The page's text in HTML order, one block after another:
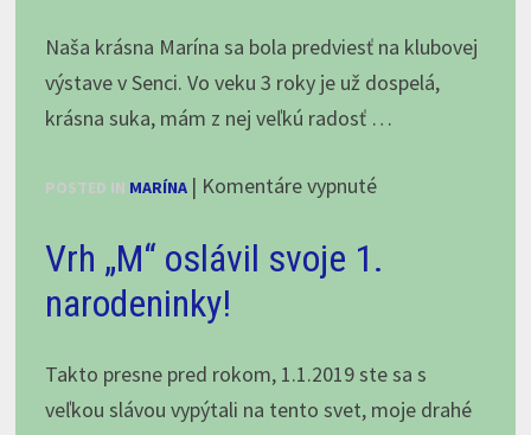
chovateľkou
Naša krásna Marína sa bola predviesť na klubovej
výstave v Senci. Vo veku 3 roky je už dospelá,
krásna suka, mám z nej veľkú radosť …
POSTED IN MARÍNA | Komentáre vypnuténa
Vrh „M“ oslávil svoje 1.
narodeninky!
Takto presne pred rokom, 1.1.2019 ste sa s
veľkou slávou vypýtali na tento svet, moje drahé